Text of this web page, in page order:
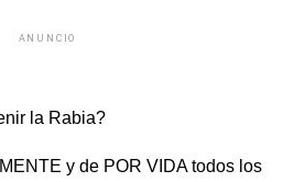
ANUNCIO
la Rabia?
y de POR VIDA todos los